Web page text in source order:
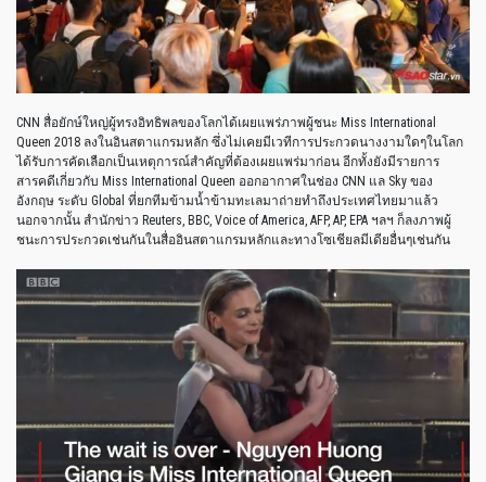
CNN สื่อยักษ์ใหญ่ผู้ทรงอิทธิพลของโลกได้เผยแพร่ภาพผู้ชนะ Miss International
Queen 2018 ลงในอินสตาแกรมหลัก ซึ่งไม่เคยมีเวทีการประกวดนางงามใดๆในโลก
ได้รับการคัดเลือกเป็นเหตุการณ์สำคัญที่ต้องเผยแพร่มาก่อน อีกทั้งยังมีรายการ
สารคดีเกี่ยวกับ Miss International Queen ออกอากาศในช่อง CNN แล Sky ของ
อังกฤษ ระดับ Global ที่ยกทีมข้ามน้ำข้ามทะเลมาถ่ายทำถึงประเทศไทยมาแล้ว
นอกจากนั้น สำนักข่าว Reuters, BBC, Voice of America, AFP, AP, EPA ฯลฯ ก็ลงภาพผู้
ชนะการประกวดเช่นกันในสื่ออินสตาแกรมหลักและทางโซเชียลมีเดียอื่นๆเช่นกัน